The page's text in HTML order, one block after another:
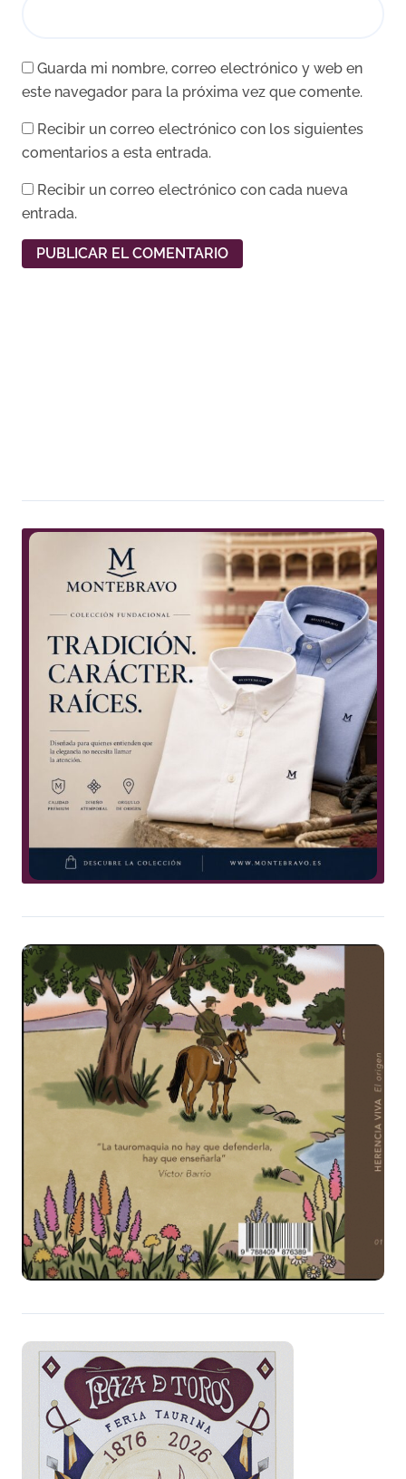
Guarda mi nombre, correo electrónico y web en
este navegador para la próxima vez que comente.
Recibir un correo electrónico con los siguientes
comentarios a esta entrada.
Recibir un correo electrónico con cada nueva
entrada.